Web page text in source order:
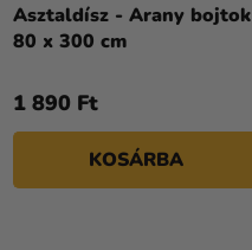
Asztaldísz - Arany bojtok
80 x 300 cm
1 890 Ft
KOSÁRBA